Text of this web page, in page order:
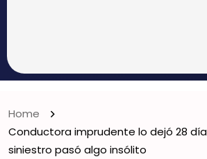
Home
Conductora imprudente lo dejó 28
siniestro pasó algo insólito